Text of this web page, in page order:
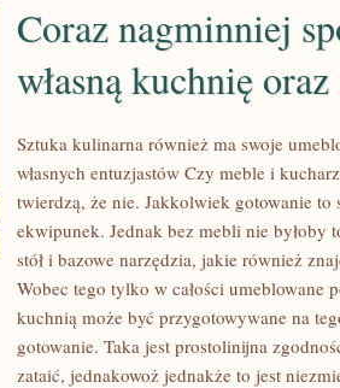
Coraz nagminniej
własną kuchnię
Sztuka kulinarna również ma swoje
własnych entuzjastów Czy meble i
twierdzą, że nie. Jakkolwiek gotowanie to
ekwipunek. Jednak bez mebli nie byłoby
stół i bazowe narzędzia, jakie również
Wobec tego tylko w całości umeblowane
kuchnią może być przygotowywane na
gotowanie. Taka jest prostolinijna
zataić, jednakowoż jednakże to jest